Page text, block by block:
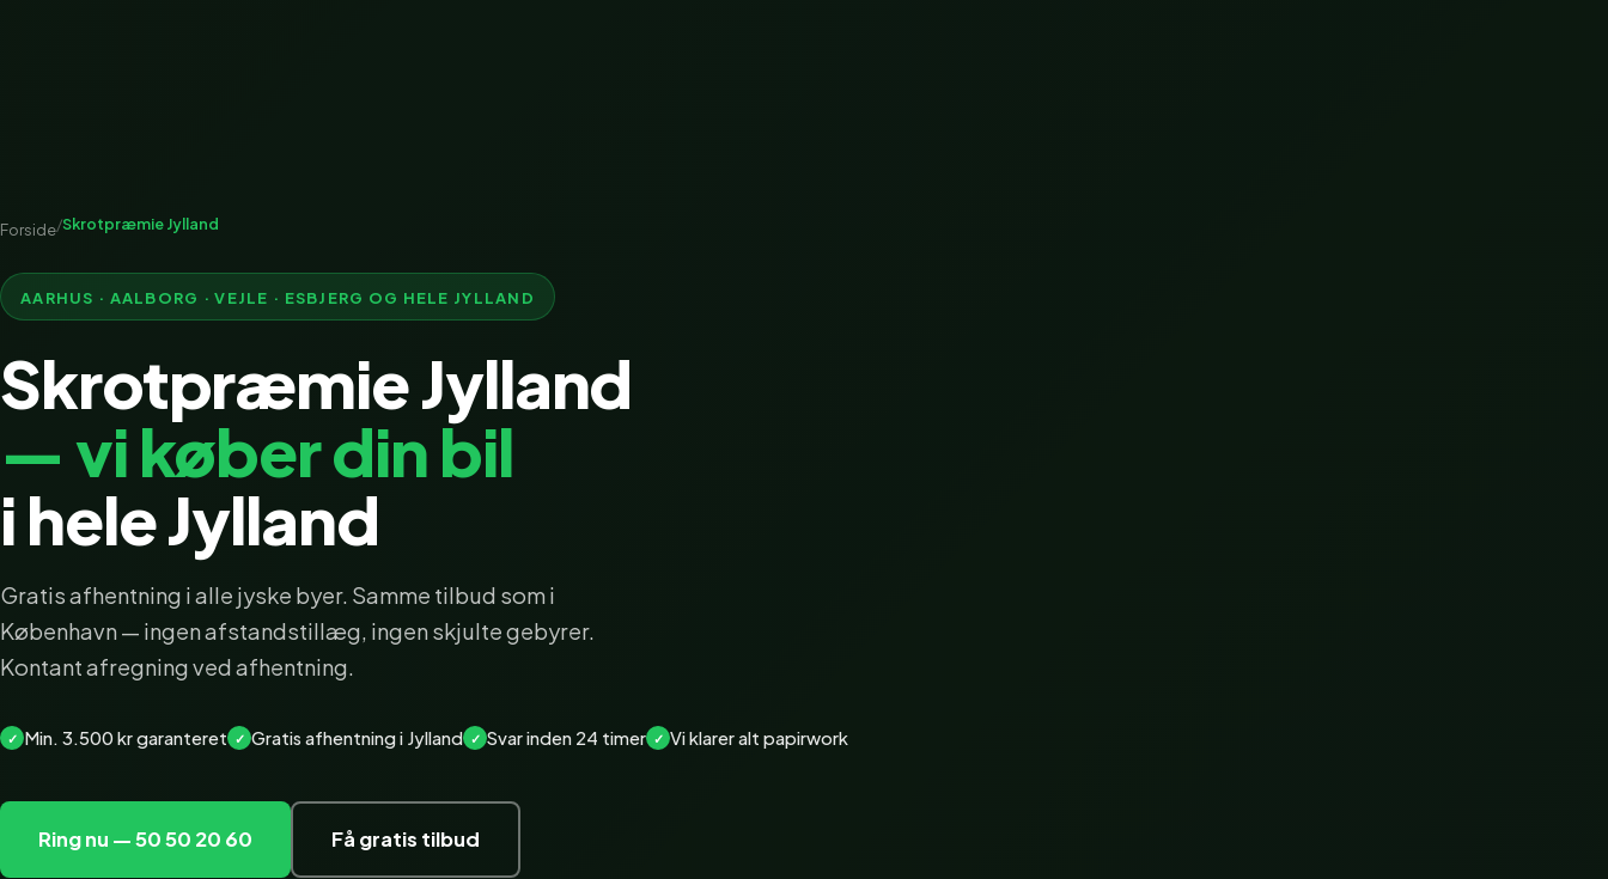
Forside/Skrotpræmie Jylland
AARHUS · AALBORG · VEJLE · ESBJERG OG HELE JYLLAND
Skrotpræmie Jylland
— vi køber din bil
i hele Jylland
Gratis afhentning i alle jyske byer. Samme tilbud som i
København — ingen afstandstillæg, ingen skjulte gebyrer.
Kontant afregning ved afhentning.
Min. 3.500 kr garanteret Gratis afhentning i Jylland Svar inden 24 timer Vi klarer alt papirwork
Ring nu — 50 50 20 60 Få gratis tilbud